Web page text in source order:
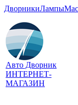
ДворникиЛампы
Авто Дворник
ИНТЕРНЕТ-
МАГАЗИН